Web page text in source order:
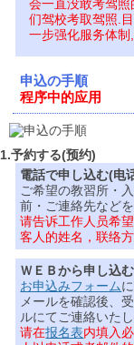
会一直没敢考驾
们驾校考取驾照.
一步强化服务体
申込の手順
程序中的应用
1.予約する(预约)
電話で申し込む(
ご希望の教習所・
前・ご連絡先など
请告诉工作人员希
客人的姓名，联络方
ＷＥＢから申し込
お申込みフォーム
メールを確認後、
ルにてご連絡いたし
请在报名表内填入